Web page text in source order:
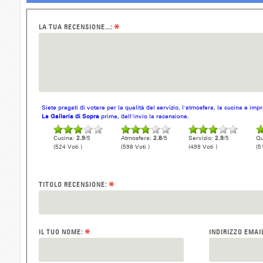
LA TUA RECENSIONE...: *
Siete pregati di votare per la qualità del servizio, l'atmosfera, la cucina e
La Galleria di Sopra prima, dell'invio la recensione.
Cucina: 2.9/5
(524 Voti )
Atmosfera: 2.8/5
(598 Voti )
Servizio: 2.9/5
(499 Voti )
TITOLO RECENSIONE: *
IL TUO NOME: * INDIRIZZO